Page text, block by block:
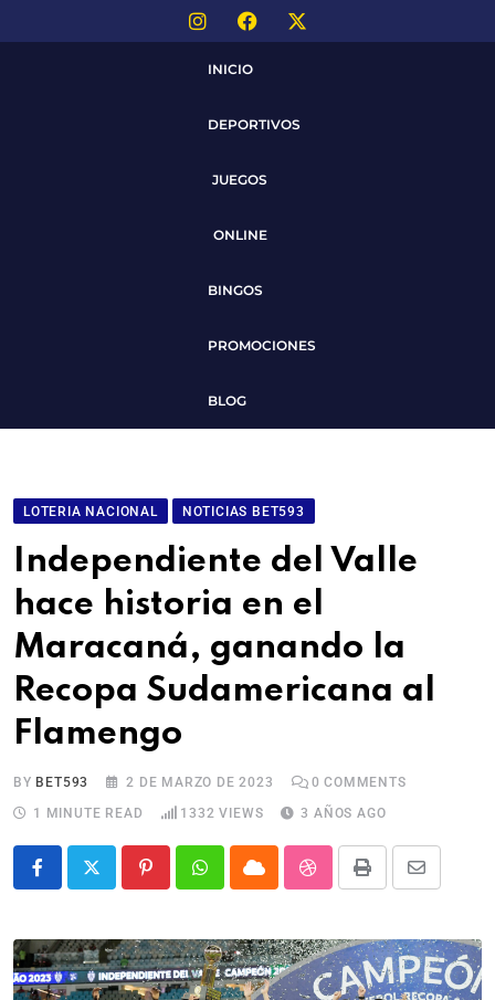
INICIO
DEPORTIVOS
JUEGOS
ONLINE
BINGOS
PROMOCIONES
BLOG
LOTERIA NACIONAL NOTICIAS BET593
Independiente del Valle
hace historia en el
Maracaná, ganando la
Recopa Sudamericana al
Flamengo
BY BET593 2 DE MARZO DE 2023 0 COMMENTS
1 MINUTE READ
1332 VIEWS 3 AÑOS AGO